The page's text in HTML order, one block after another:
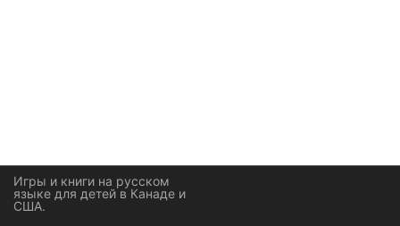
Игры и книги на русском
языке для детей в Канаде и
США.